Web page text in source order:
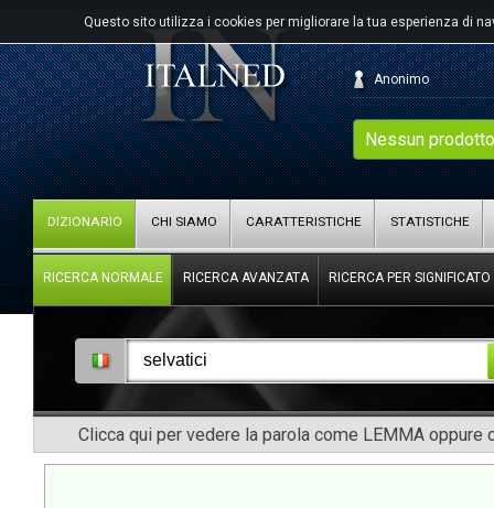
Questo sito utilizza i cookies per migliorare la tua esperienza di
Nessun
Anonimo
DIZIONARIO CHI SIAMO CARATTERISTICHE STATISTICHE
RICERCA NORMALE RICERCA AVANZATA RICERCA PER SIGNIFICATO
Clicca qui per vedere la parola come LEMMA oppure